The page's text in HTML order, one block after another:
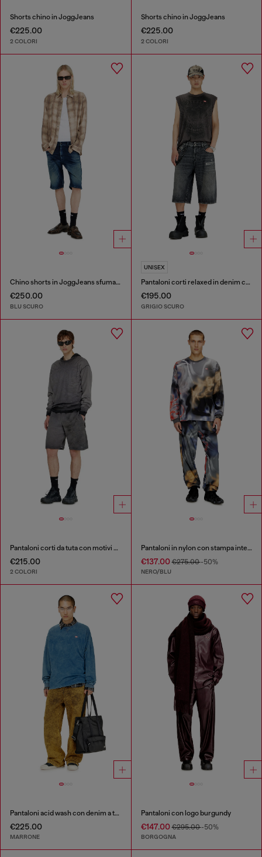
Shorts chino in JoggJeans
€225.00
2 COLORI
Shorts chino in JoggJeans
€225.00
2 COLORI
Chino shorts in JoggJeans sfumato
€250.00
BLU SCURO
UNISEX
Pantaloni corti relaxed in denim con rotture
€195.00
GRIGIO SCURO
Pantaloni corti da tuta con motivi dévoré
€215.00
2 COLORI
Pantaloni in nylon con stampa integrale
€137.00€275.00-50%
NERO/BLU
Pantaloni acid wash con denim a taglio vivo
€225.00
MARRONE
Pantaloni con logo burgundy
€147.00€295.00-50%
BORGOGNA